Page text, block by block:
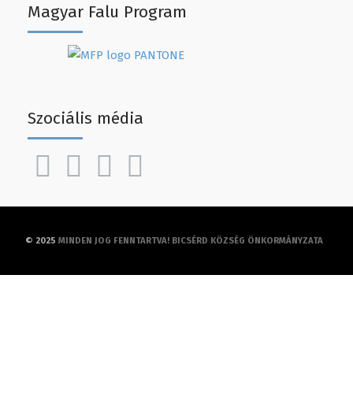
Magyar Falu Program
Szociális média
© 2025 MINDEN JOG FENNTARTVA! BICSÉRD KÖZSÉG ÖNKORMÁNYZATA